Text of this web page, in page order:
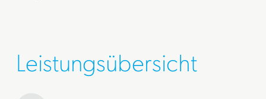
Leistungsübersicht